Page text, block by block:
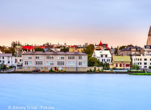
© Alexey Stiop - Fotolia